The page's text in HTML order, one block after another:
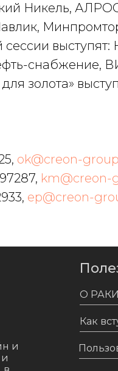
Никель,
золота»
ok@creon-
km@creon-
ep@creon-
и
О
Как